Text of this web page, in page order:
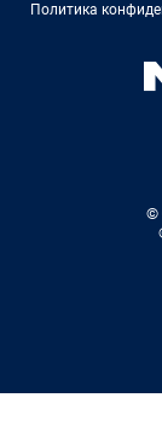
Политика
©